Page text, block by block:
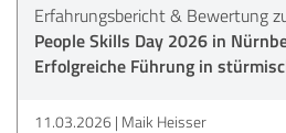
Erfahrungsbericht & Bewertung
People Skills Day 2026 in
Erfolgreiche Führung in
11.03.2026 Maik Heisser